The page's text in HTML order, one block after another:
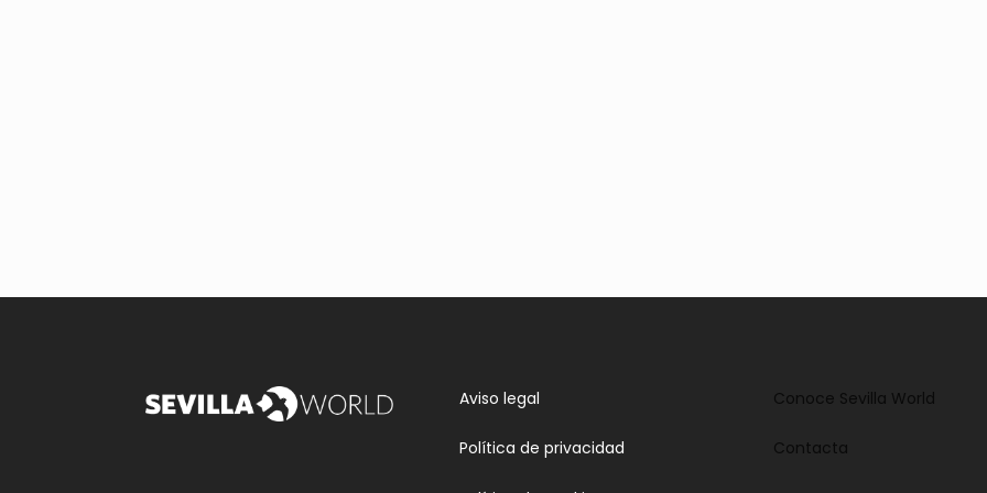
Aviso legal
Política de privacidad
Conoce Sevilla World
Contacta